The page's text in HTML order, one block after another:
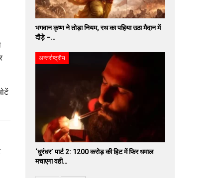
भगवान कृष्ण ने तोड़ा नियम, रथ का पहिया उठा मैदान में
दौड़े –…
अन्तर्राष्ट्रीय
‘धुरंधर’ पार्ट 2: 1200 करोड़ की हिट में फिर धमाल
मचाएगा वही…